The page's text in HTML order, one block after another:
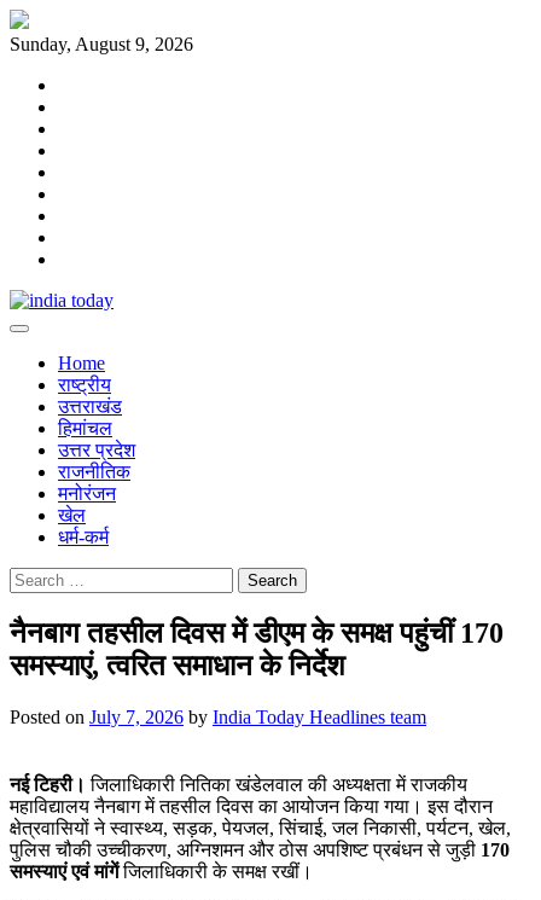
Skip
to
Sunday, August 9, 2026
Home
राष्ट्रीय
उत्तराखंड
हिमांचल
उत्तर प्रदेश
राजनीतिक
मनोरंजन
खेल
धर्म-कर्म
Search
for:
नैनबाग तहसील दिवस में डीएम के समक्ष पहुंचीं 170
समस्याएं, त्वरित समाधान के निर्देश
Posted on July 7, 2026 by India Today Headlines team
नई टिहरी। जिलाधिकारी नितिका खंडेलवाल की अध्यक्षता में राजकीय
महाविद्यालय नैनबाग में तहसील दिवस का आयोजन किया गया। इस दौरान
क्षेत्रवासियों ने स्वास्थ्य, सड़क, पेयजल, सिंचाई, जल निकासी, पर्यटन, खेल,
पुलिस चौकी उच्चीकरण, अग्निशमन और ठोस अपशिष्ट प्रबंधन से जुड़ी 170
समस्याएं एवं मांगेंजिलाधिकारी के समक्ष रखीं।